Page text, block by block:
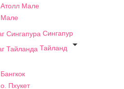
Атолл Мале
Мале
Сингапур
Тайланд

Бангкок
о. Пхукет